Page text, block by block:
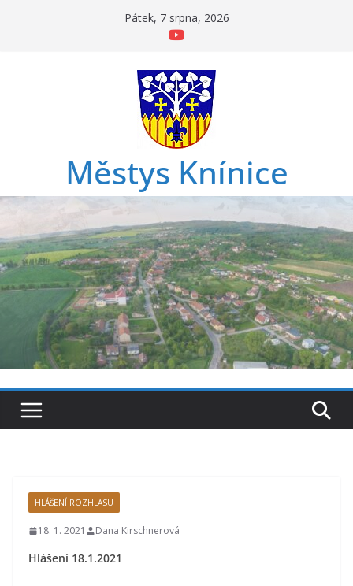
Pátek, 7 srpna, 2026
Městys Knínice
HLÁŠENÍ ROZHLASU
18. 1. 2021 Dana Kirschnerová
Hlášení 18.1.2021